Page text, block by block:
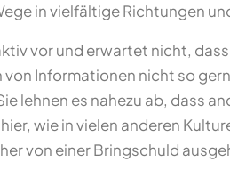
in vielfältige Richtungen
vor und erwartet nicht,
Informationen nicht so
lehnen es nahezu ab, dass
wie in vielen anderen
von einer Bringschuld